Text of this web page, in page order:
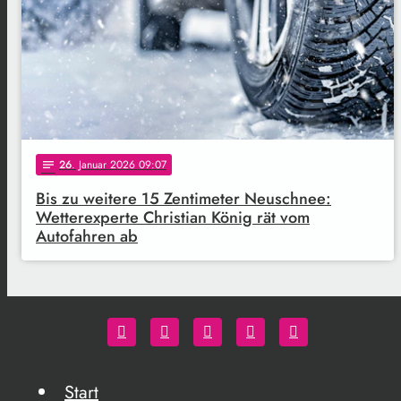
notes 26. Januar 2026 09:07
Bis zu weitere 15 Zentimeter Neuschnee:
Wetterexperte Christian König rät vom
Autofahren ab
Start